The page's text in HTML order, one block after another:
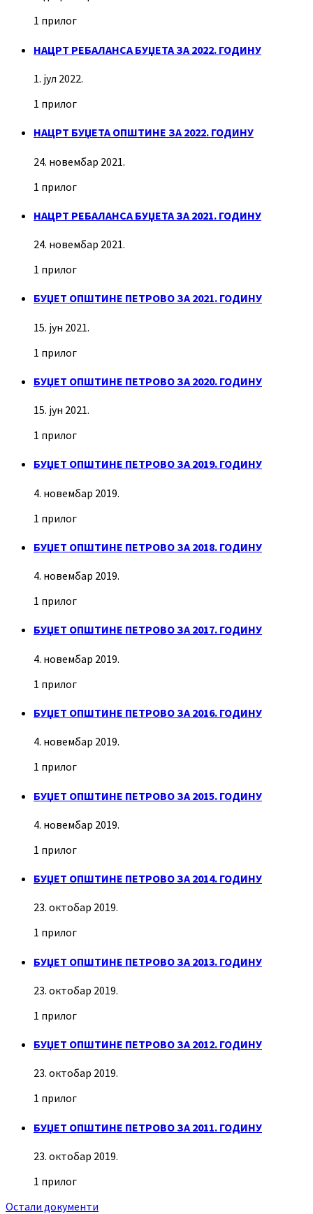
1 прилог
НАЦРТ РЕБАЛАНСА БУЏЕТА ЗА 2022. ГОДИНУ
1. јул 2022.
1 прилог
НАЦРТ БУЏЕТА ОПШТИНЕ ЗА 2022. ГОДИНУ
24. новембар 2021.
1 прилог
НАЦРТ РЕБАЛАНСА БУЏЕТА ЗА 2021. ГОДИНУ
24. новембар 2021.
1 прилог
БУЏЕТ ОПШТИНЕ ПЕТРОВО ЗА 2021. ГОДИНУ
15. јун 2021.
1 прилог
БУЏЕТ ОПШТИНЕ ПЕТРОВО ЗА 2020. ГОДИНУ
15. јун 2021.
1 прилог
БУЏЕТ ОПШТИНЕ ПЕТРОВО ЗА 2019. ГОДИНУ
4. новембар 2019.
1 прилог
БУЏЕТ ОПШТИНЕ ПЕТРОВО ЗА 2018. ГОДИНУ
4. новембар 2019.
1 прилог
БУЏЕТ ОПШТИНЕ ПЕТРОВО ЗА 2017. ГОДИНУ
4. новембар 2019.
1 прилог
БУЏЕТ ОПШТИНЕ ПЕТРОВО ЗА 2016. ГОДИНУ
4. новембар 2019.
1 прилог
БУЏЕТ ОПШТИНЕ ПЕТРОВО ЗА 2015. ГОДИНУ
4. новембар 2019.
1 прилог
БУЏЕТ ОПШТИНЕ ПЕТРОВО ЗА 2014. ГОДИНУ
23. октобар 2019.
1 прилог
БУЏЕТ ОПШТИНЕ ПЕТРОВО ЗА 2013. ГОДИНУ
23. октобар 2019.
1 прилог
БУЏЕТ ОПШТИНЕ ПЕТРОВО ЗА 2012. ГОДИНУ
23. октобар 2019.
1 прилог
БУЏЕТ ОПШТИНЕ ПЕТРОВО ЗА 2011. ГОДИНУ
23. октобар 2019.
1 прилог
Остали документи